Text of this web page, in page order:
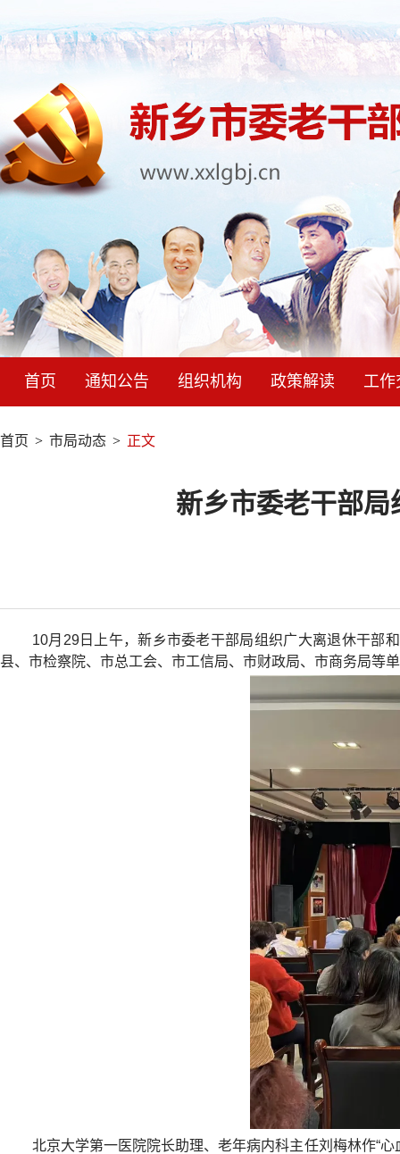
首页 通知公告 组织机构 政策解读 工作
首页 > 市局动态 > 正文
新乡市委老干部
10月29日上午，新乡市委老干部局组织广大离退休干部
县、市检察院、市总工会、市工信局、市财政局、市商务局等
北京大学第一医院院长助理、老年病内科主任刘梅林作“